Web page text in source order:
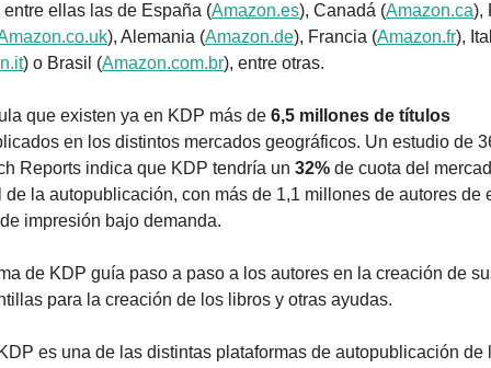
ellas las de España (Amazon.es), Canadá (Amazon.ca),
), Alemania (Amazon.de), Francia (Amazon.fr),
) o Brasil (Amazon.com.br), entre otras.
que existen ya en KDP más de 6,5 millones de títulos
en los distintos mercados geográficos. Un estudio de
Reports indica que KDP tendría un 32% de cuota del
de la autopublicación, con más de 1,1 millones de autores de
impresión bajo demanda.
de KDP guía paso a paso a los autores en la creación de
para la creación de los libros y otras ayudas.
es una de las distintas plataformas de autopublicación de